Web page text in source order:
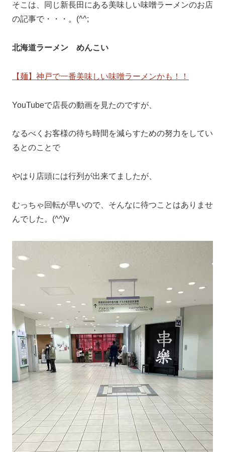
そこは、同じ新長田にある美味しい味噌ラーメンのお店
の記事で・・・。(^^;
北海道ラーメン めんこい
【麺】神戸で一番美味しい味噌ラーメンかも！！
YouTubeで店長の動画を見たのですが、
なるべくお客様の待ち時間を減らすための努力をしてい
るとのことで
やはり店頭には行列が出来てましたが、
むっちゃ回転が早いので、そんなに待つことはありませ
んでした。(^^)v